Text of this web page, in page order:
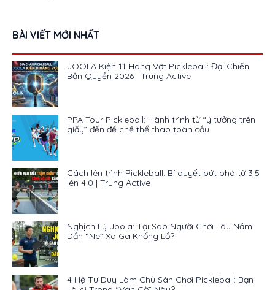
BÀI VIẾT MỚI NHẤT
JOOLA Kiện 11 Hãng Vợt Pickleball: Đại Chiến
Bản Quyền 2026 | Trung Active
PPA Tour Pickleball: Hành trình từ “ý tưởng trên
giấy” đến đế chế thể thao toàn cầu
Cách lên trình Pickleball: Bí quyết bứt phá từ 3.5
lên 4.0 | Trung Active
Nghịch Lý Joola: Tại Sao Người Chơi Lâu Năm
Dần “Né” Xa Gã Khổng Lồ?
4 Hệ Tư Duy Làm Chủ Sân Chơi Pickleball: Bạn